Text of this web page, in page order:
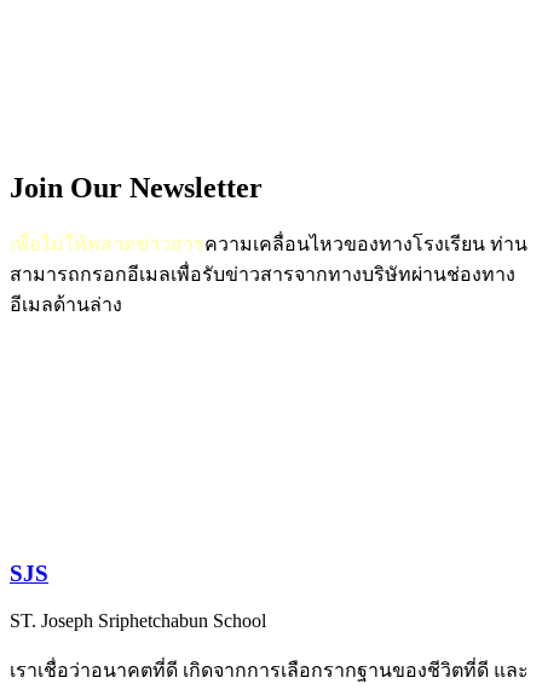
Join Our Newsletter
เพื่อไม่ให้พลาดข่าวสารความเคลื่อนไหวของทางโรงเรียน ท่าน
สามารถกรอกอีเมลเพื่อรับข่าวสารจากทางบริษัทผ่านช่องทาง
อีเมลด้านล่าง
SJS
ST. Joseph Sriphetchabun School
เราเชื่อว่าอนาคตที่ดี เกิดจากการเลือกรากฐานของชีวิตที่ดี และ